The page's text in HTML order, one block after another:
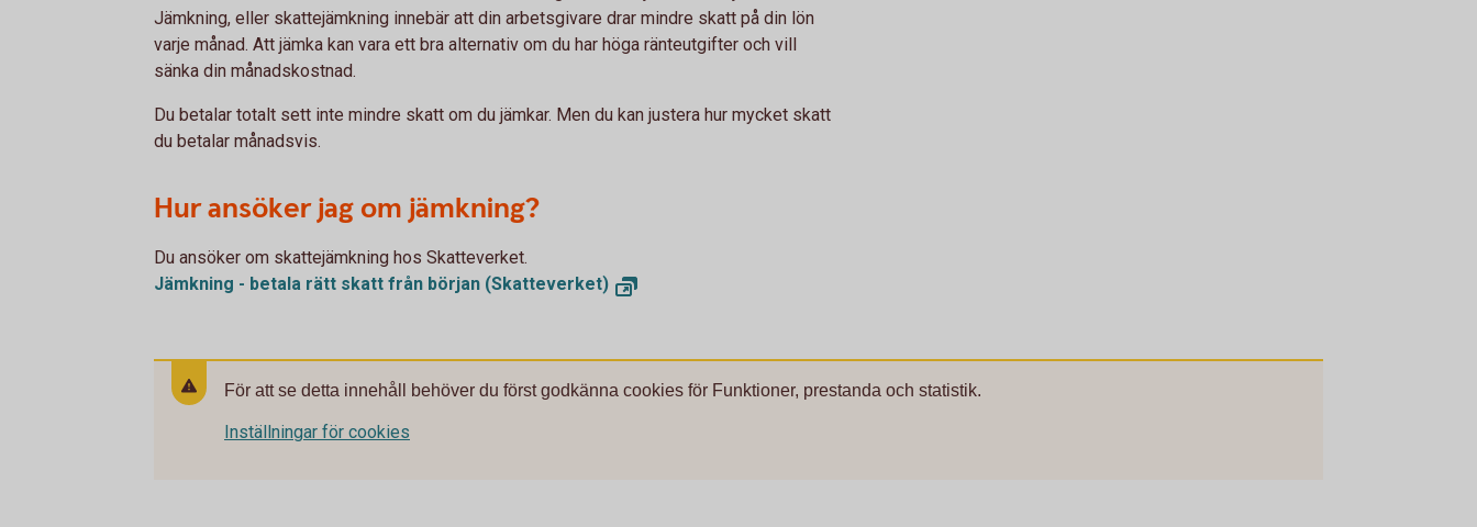
Jämkning, eller skattejämkning innebär att din arbetsgivare drar mindre skatt på din lön
varje månad. Att jämka kan vara ett bra alternativ om du har höga ränteutgifter och vill
sänka din månadskostnad.
Du betalar totalt sett inte mindre skatt om du jämkar. Men du kan justera hur mycket skatt
du betalar månadsvis.
Hur ansöker jag om jämkning?
Du ansöker om skattejämkning hos Skatteverket.
Jämkning - betala rätt skatt från början (Skatteverket)
För att se detta innehåll behöver du först godkänna cookies för Funktioner, prestanda och statistik.
Inställningar för cookies